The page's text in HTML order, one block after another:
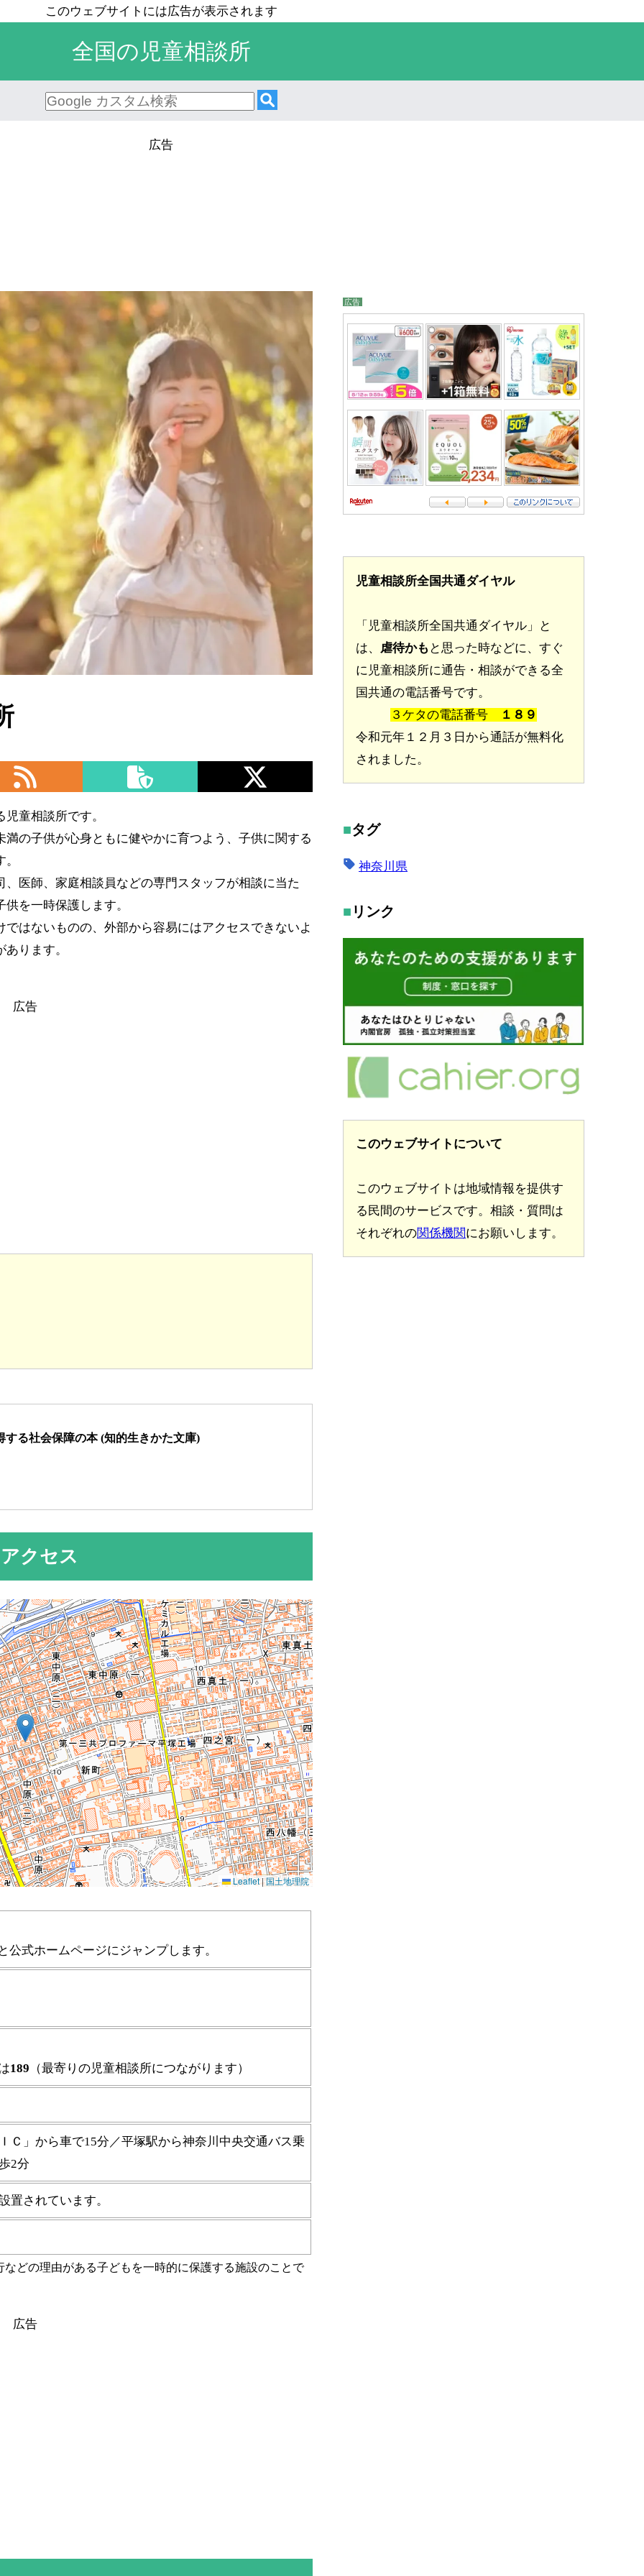
全国の児童相談所
童相談所です。
の子供が心身ともに健やかに育つよう、子供に関する
医師、家庭相談員などの専門スタッフが相談に当た
を一時保護します。
はないものの、外部から容易にはアクセスできないよ
ります。
る社会保障の本 (知的生きかた文庫)
クセス
式ホームページにジャンプします。
189 （最寄りの児童相談所につながります）
Ｃ」から車で15分／平塚駅から神奈川中央交通バス乗
2分
置されています。
どの理由がある子どもを一時的に保護する施設のことで
児童相談所全国共通ダイヤル
「児童相談所全国共通ダイヤル」と
は、 虐待かも と思った時などに、すぐ
に児童相談所に通告・相談ができる全
国共通の電話番号です。
３ケタの電話番号
１８９
令和元年１２月３日から通話が無料化
されました。
タグ
神奈川県
リンク
このウェブサイトについて
このウェブサイトは地域情報を提供す
る民間のサービスです。相談・質問は
それぞれの関係機関にお願いします。